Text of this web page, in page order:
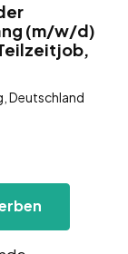
(m/w/d)
Deutschland